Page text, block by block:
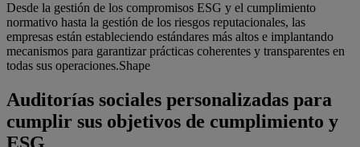
Desde la gestión de los compromisos ESG y el cumplimiento
normativo hasta la gestión de los riesgos reputacionales, las
empresas están estableciendo estándares más altos e implantando
mecanismos para garantizar prácticas coherentes y transparentes en
todas sus operaciones.Shape
Auditorías sociales personalizadas para
cumplir sus objetivos de cumplimiento y